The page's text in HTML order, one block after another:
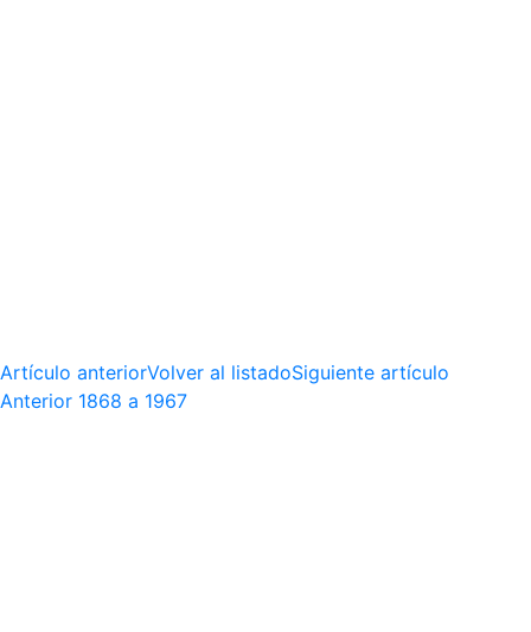
Artículo anteriorVolver al listadoSiguiente artículo
Anterior 1868 a 1967